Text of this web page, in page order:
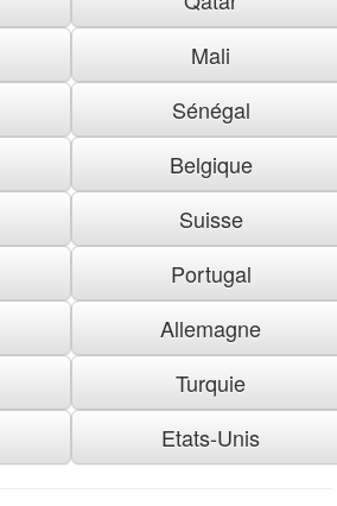
Mali
Sénégal
Belgique
Suisse
Portugal
Allemagne
Turquie
Etats-Unis